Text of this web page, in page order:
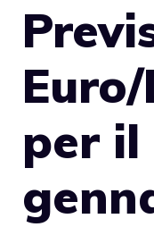
per il